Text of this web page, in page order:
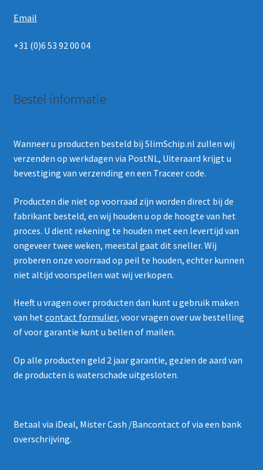
Email
+31 (0)6 53 92 00 04
Bestel informatie
Wanneer u producten besteld bij SlimSchip.nl zullen wij
verzenden op werkdagen via PostNL, Uiteraard krijgt u
bevestiging van verzending en een Traceer code.
Producten die niet op voorraad zijn worden direct bij de
fabrikant besteld, en wij houden u op de hoogte van het
proces. U dient rekening te houden met een levertijd van
ongeveer twee weken, meestal gaat dit sneller. Wij
proberen onze voorraad op peil te houden, echter kunnen
niet altijd voorspellen wat wij verkopen.
Heeft u vragen over producten dan kunt u gebruik maken
van hetcontact formulier, voor vragen over uw bestelling
of voor garantie kunt u bellen of mailen.
Op alle producten geld 2 jaar garantie, gezien de aard van
de producten is waterschade uitgesloten.
Betaal via iDeal, Mister Cash /Bancontact of via een bank
overschrijving.